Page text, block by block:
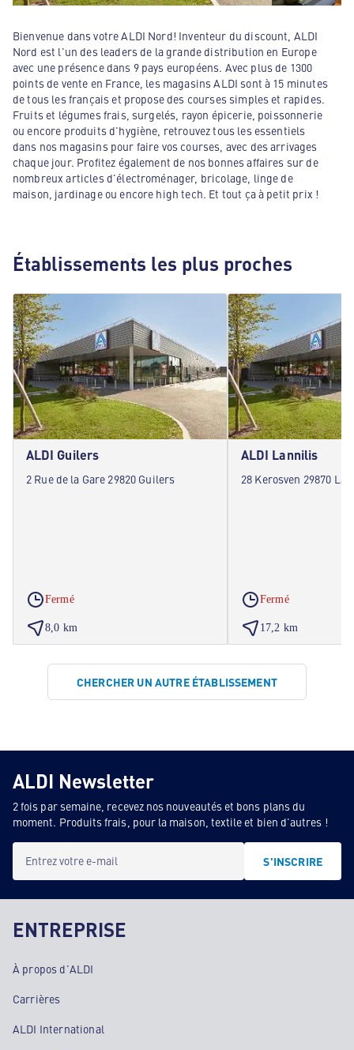
Bienvenue dans votre ALDI Nord! Inventeur du discount, ALDI
Nord est l'un des leaders de la grande distribution en Europe
avec une présence dans 9 pays européens. Avec plus de 1300
points de vente en France, les magasins ALDI sont à 15 minutes
de tous les français et propose des courses simples et rapides.
Fruits et légumes frais, surgelés, rayon épicerie, poissonnerie
ou encore produits d'hygiène, retrouvez tous les essentiels
dans nos magasins pour faire vos courses, avec des arrivages
chaque jour. Profitez également de nos bonnes affaires sur de
nombreux articles d'électroménager, bricolage, linge de
maison, jardinage ou encore high tech. Et tout ça à petit prix !
Établissements les plus proches
ALDI Guilers
2 Rue de la Gare 29820 Guilers
Fermé
8,0 km
ALDI Lannilis
28 Kerosven 29870
Fermé
17,2 km
CHERCHER UN AUTRE ÉTABLISSEMENT
ALDI Newsletter
2 fois par semaine, recevez nos nouveautés et bons plans du
moment. Produits frais, pour la maison, textile et bien d'autres !
Entrez votre e-mail S'INSCRIRE
ENTREPRISE
À propos d'ALDI
Carrières
ALDI International